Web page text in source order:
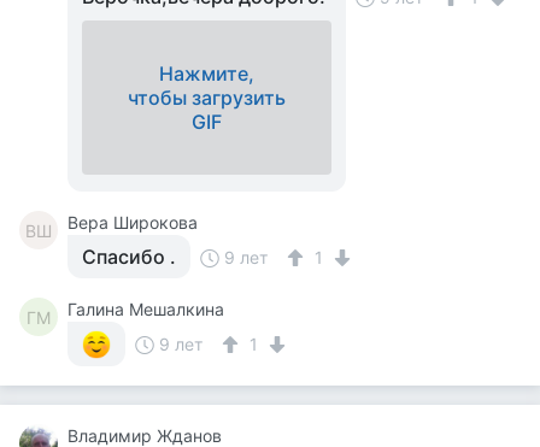
Нажмите,
чтобы загрузить
GIF
ВШ Вера Широкова
Спасибо . 9 лет 1
ГМ
Галина Мешалкина
9 лет
1
Владимир Жданов